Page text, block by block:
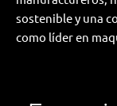
sostenible y una
como líder en